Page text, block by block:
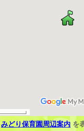
みどり保育園周辺案内 を